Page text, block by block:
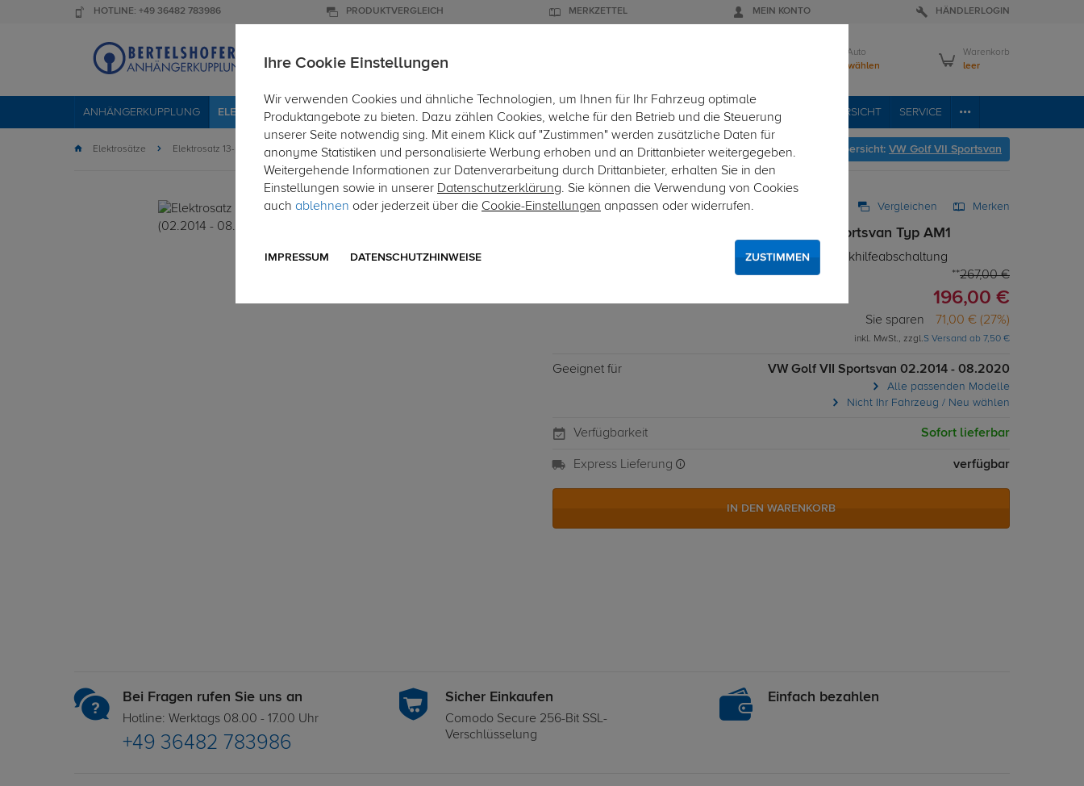
HOTLINE: +49 36482 783986 PRODUKTVERGLEICH MERKZETTEL MEIN KONTO HÄNDLERLOGIN
Mein Auto
Bitte wählen
Warenkorb
leer
ANHÄNGERKUPPLUNG ELEKTROSÄTZE DACHTRÄGER DACHBOXEN FAHRRADTRÄGER ZUBEHÖR EINBAUSERVICE FAHRZEUGÜBERSICHT SERVICE
Elektrosätze Elektrosatz 13-polig Hier geht's zur Fahrzeugübersicht: VW Golf VII Sportsvan
Art.-Nr. 13VW232-7 Vergleichen Merken
TowTec Elektrosatz 13-pol. für VW Golf VII Sportsvan Typ AM1
13-poliger fahrzeugspezifischer Elektrosatz mit Einparkhilfeabschaltung
267,00 €
196,00 €
Sie sparen 71,00 € (27%)
inkl. MwSt., zzgl.S Versand ab 7,50 €
Geeignet für VW Golf VII Sportsvan 02.2014 - 08.2020
Alle passenden Modelle
Nicht Ihr Fahrzeug / Neu wählen
Verfügbarkeit Sofort lieferbar
Express Lieferung verfügbar
IN DEN WARENKORB
Bei Fragen rufen Sie uns an
Hotline: Werktags 08.00 - 17.00 Uhr
+49 36482 783986
Sicher Einkaufen
Comodo Secure 256-Bit SSL-
Verschlüsselung
Einfach bezahlen
Ihre Cookie Einstellungen
Wir verwenden Cookies und ähnliche Technologien, um Ihnen für Ihr Fahrzeug optimale
Produktangebote zu bieten. Dazu zählen Cookies, welche für den Betrieb und die Steuerung
unserer Seite notwendig sing. Mit einem Klick auf "Zustimmen" werden zusätzliche Daten für
anonyme Statistiken und personalisierte Werbung erhoben und an Drittanbieter weitergegeben.
Weitergehende Informationen zur Datenverarbeitung durch Drittanbieter, erhalten Sie in den
Einstellungen sowie in unserer Datenschutzerklärung. Sie können die Verwendung von Cookies
auch ablehnen oder jederzeit über die Cookie-Einstellungen anpassen oder widerrufen.
IMPRESSUM DATENSCHUTZHINWEISE ZUSTIMMEN